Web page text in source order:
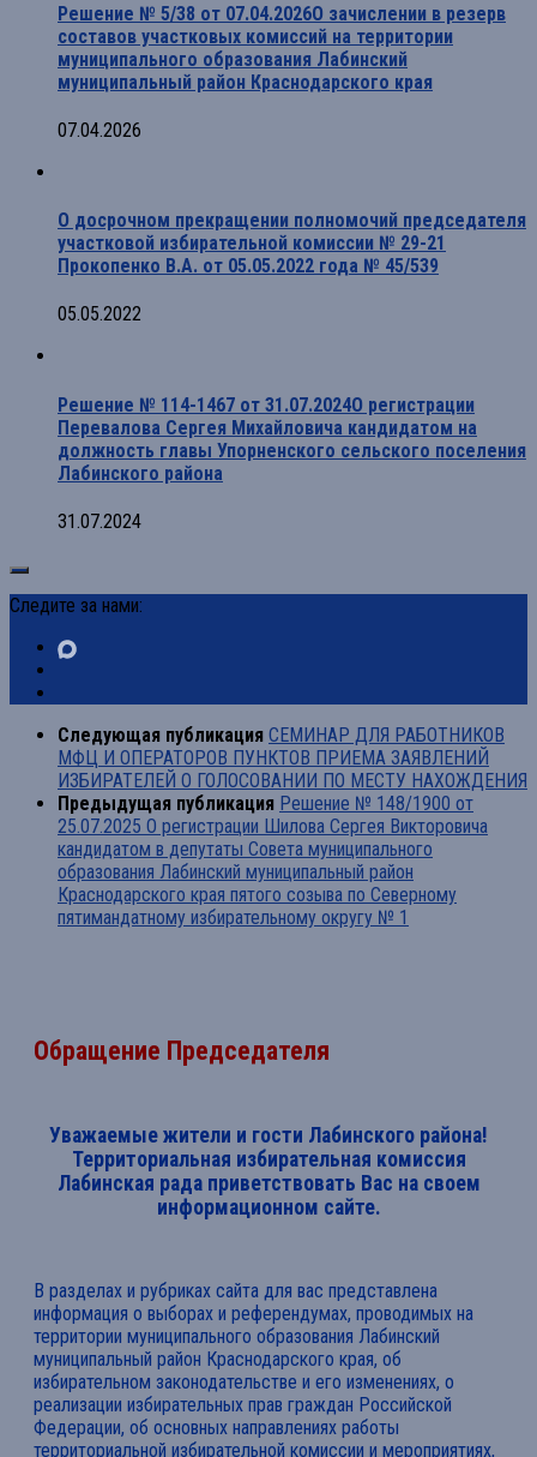
Решение № 5/38 от 07.04.2026О зачислении в резерв
составов участковых комиссий на территории
муниципального образования Лабинский
муниципальный район Краснодарского края
07.04.2026
О досрочном прекращении полномочий председателя
участковой избирательной комиссии № 29-21
Прокопенко В.А. от 05.05.2022 года № 45/539
05.05.2022
Решение № 114-1467 от 31.07.2024О регистрации
Перевалова Сергея Михайловича кандидатом на
должность главы Упорненского сельского поселения
Лабинского района
31.07.2024
Следите за нами:
Следующая публикация CЕМИНАР ДЛЯ РАБОТНИКОВ
МФЦ И ОПЕРАТОРОВ ПУНКТОВ ПРИЕМА ЗАЯВЛЕНИЙ
ИЗБИРАТЕЛЕЙ О ГОЛОСОВАНИИ ПО МЕСТУ НАХОЖДЕНИЯ
Предыдущая публикация Решение № 148/1900 от
25.07.2025 О регистрации Шилова Сергея Викторовича
кандидатом в депутаты Совета муниципального
образования Лабинский муниципальный район
Краснодарского края пятого созыва по Северному
пятимандатному избирательному округу № 1
Обращение Председателя
Уважаемые жители и гости Лабинского района!
Территориальная избирательная комиссия
Лабинская рада приветствовать Вас на своем
информационном сайте.
В разделах и рубриках сайта для вас представлена
информация о выборах и референдумах, проводимых на
территории муниципального образования Лабинский
муниципальный район Краснодарского края, об
избирательном законодательстве и его изменениях, о
реализации избирательных прав граждан Российской
Федерации, об основных направлениях работы
территориальной избирательной комиссии и мероприятиях,